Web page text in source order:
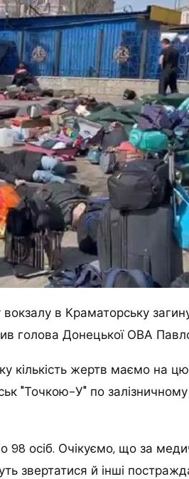
в Краматорську
голова Донецької ОВА
кількість жертв маємо на
"Точкою-У" по
98 осіб. Очікуємо, що за
звертатися й інші